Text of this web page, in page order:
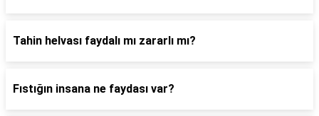
Tahin helvası faydalı mı zararlı mı?
Fıstığın insana ne faydası var?